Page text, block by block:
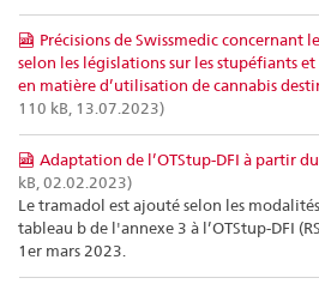
Précisions de Swissmedic concernant
selon les législations sur les stupéfiants
en matière d’utilisation de cannabis
110 kB, 13.07.2023)
Adaptation de l’OTStup-DFI à partir
kB, 02.02.2023)
Le tramadol est ajouté selon les
tableau b de l'annexe 3 à l’OTStup-DFI
1er mars 2023.